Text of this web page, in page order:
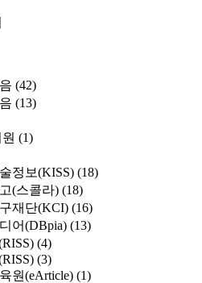
(42)
(13)
(1)
정보(KISS) (18)
(스콜라) (18)
재단(KCI) (16)
어(DBpia) (13)
(4)
(3)
원(eArticle) (1)